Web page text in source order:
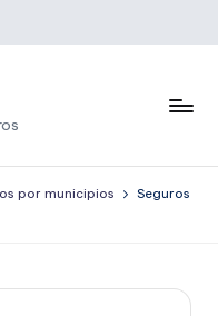
por municipios
Seguros